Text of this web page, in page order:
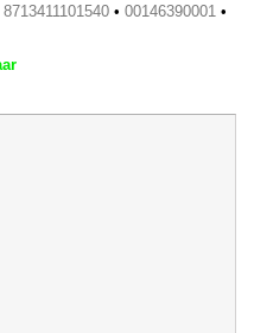
8713411101540 • 00146390001 •